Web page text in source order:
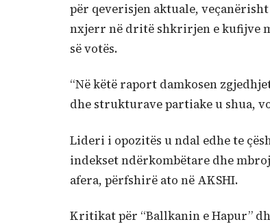
për qeverisjen aktuale,
nxjerr në dritë shkrirjen e kufijve
së votës.
“Në këtë raport damkosen
dhe strukturave partiake u shua,
Lideri i opozitës u ndal edhe te
indekset ndërkombëtare dhe
afera, përfshirë ato në AKSHI.
Kritikat për “Ballkanin e Hapur”